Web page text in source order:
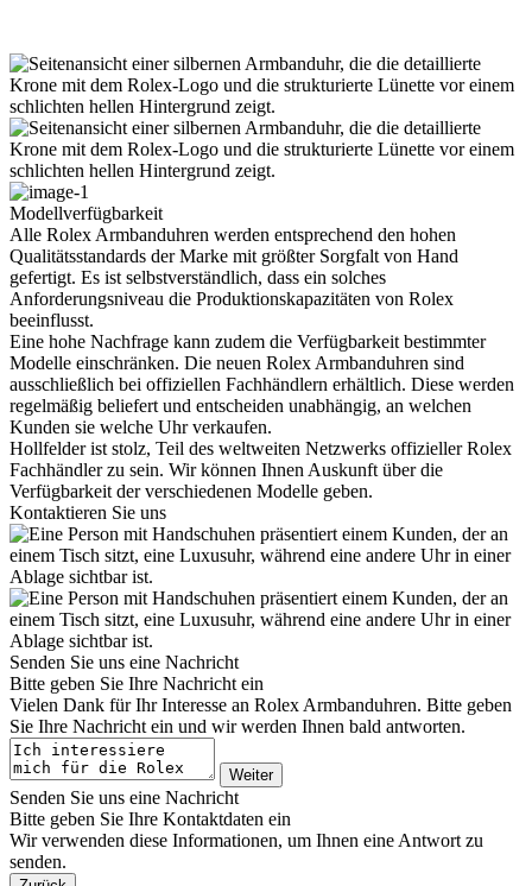
Modellverfügbarkeit
Alle Rolex Armbanduhren werden entsprechend den hohen
Qualitätsstandards der Marke mit größter Sorgfalt von Hand
gefertigt. Es ist selbstverständlich, dass ein solches
Anforderungsniveau die Produktions­kapazitäten von Rolex
beeinflusst.
Eine hohe Nachfrage kann zudem die Verfügbarkeit bestimmter
Modelle einschränken. Die neuen Rolex Armbanduhren sind
ausschließlich bei offiziellen Fachhändlern erhältlich. Diese werden
regelmäßig beliefert und entscheiden unabhängig, an welchen
Kunden sie welche Uhr verkaufen.
Hollfelderist stolz, Teil des weltweiten Netzwerks offiziellerRolex
Fachhändler zu sein. Wir können Ihnen Auskunft über die
Verfügbarkeit der verschiedenen Modelle geben.
Kontaktieren Sie uns
Senden Sie uns eine Nachricht
Bitte geben Sie Ihre Nachricht ein
Vielen Dank für Ihr Interesse an Rolex Armbanduhren. Bitte geben
Sie Ihre Nachricht ein und wir werden Ihnen bald antworten.
Weiter
Senden Sie uns eine Nachricht
Bitte geben Sie Ihre Kontaktdaten ein
Wir verwenden diese Informationen, um Ihnen eine Antwort zu
senden.